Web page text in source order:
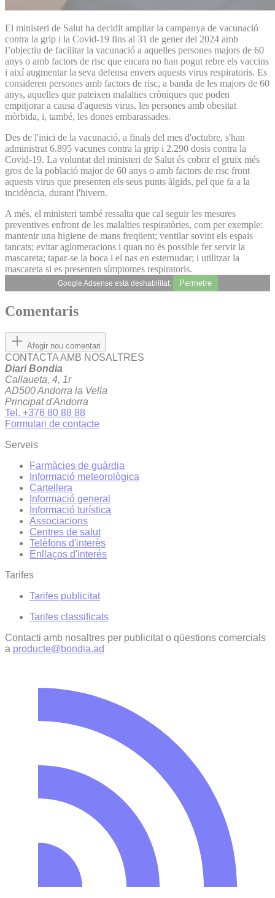
El ministeri de Salut ha decidit ampliar la campanya de vacunació
contra la grip i la Covid-19 fins al 31 de gener del 2024 amb
l’objectiu de facilitar la vacunació a aquelles persones majors de 60
anys o amb factors de risc que encara no han pogut rebre els vaccins
i així augmentar la seva defensa envers aquests virus respiratoris. Es
consideren persones amb factors de risc, a banda de les majors de 60
anys, aquelles que pateixen malalties cròniques que poden
empitjorar a causa d'aquests virus, les persones amb obesitat
mòrbida, i, també, les dones embarassades.
Des de l'inici de la vacunació, a finals del mes d'octubre, s'han
administrat 6.895 vacunes contra la grip i 2.290 dosis contra la
Covid-19. La voluntat del ministeri de Salut és cobrir el gruix més
gros de la població major de 60 anys o amb factors de risc front
aquests virus que presenten els seus punts àlgids, pel que fa a la
incidència, durant l'hivern.
A més, el ministeri també ressalta que cal seguir les mesures
preventives enfront de les malalties respiratòries, com per exemple:
mantenir una higiene de mans freqüent; ventilar sovint els espais
tancats; evitar aglomeracions i quan no és possible fer servir la
mascareta; tapar-se la boca i el nas en esternudar; i utilitzar la
mascareta si es presenten símptomes respiratoris.
Google Adsense està deshabilitat. Permetre
Comentaris
Afegir nou comentari
CONTACTA AMB NOSALTRES
Diari Bondia
Callaueta, 4, 1r
AD500 Andorra la Vella
Principat d'Andorra
Tel. +376 80 88 88
Formulari de contacte
Serveis
Farmàcies de guàrdia
Informació meteorològica
Cartellera
Informació general
Informació turística
Associacions
Centres de salut
Telèfons d'interès
Enllaços d'interés
Tarifes
Tarifes publicitat
Tarifes classificats
Contacti amb nosaltres per publicitat o qüestions comercials
a producte@bondia.ad